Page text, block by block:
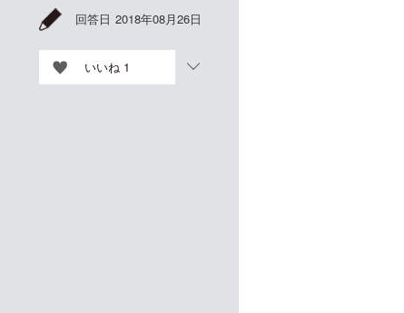
回答日 2018年08月26日
いいね 1